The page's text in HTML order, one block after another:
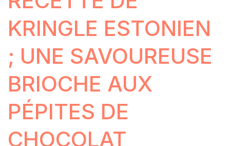
KRINGLE ESTONIEN
; UNE SAVOUREUSE
BRIOCHE AUX
PÉPITES DE
CHOCOLAT